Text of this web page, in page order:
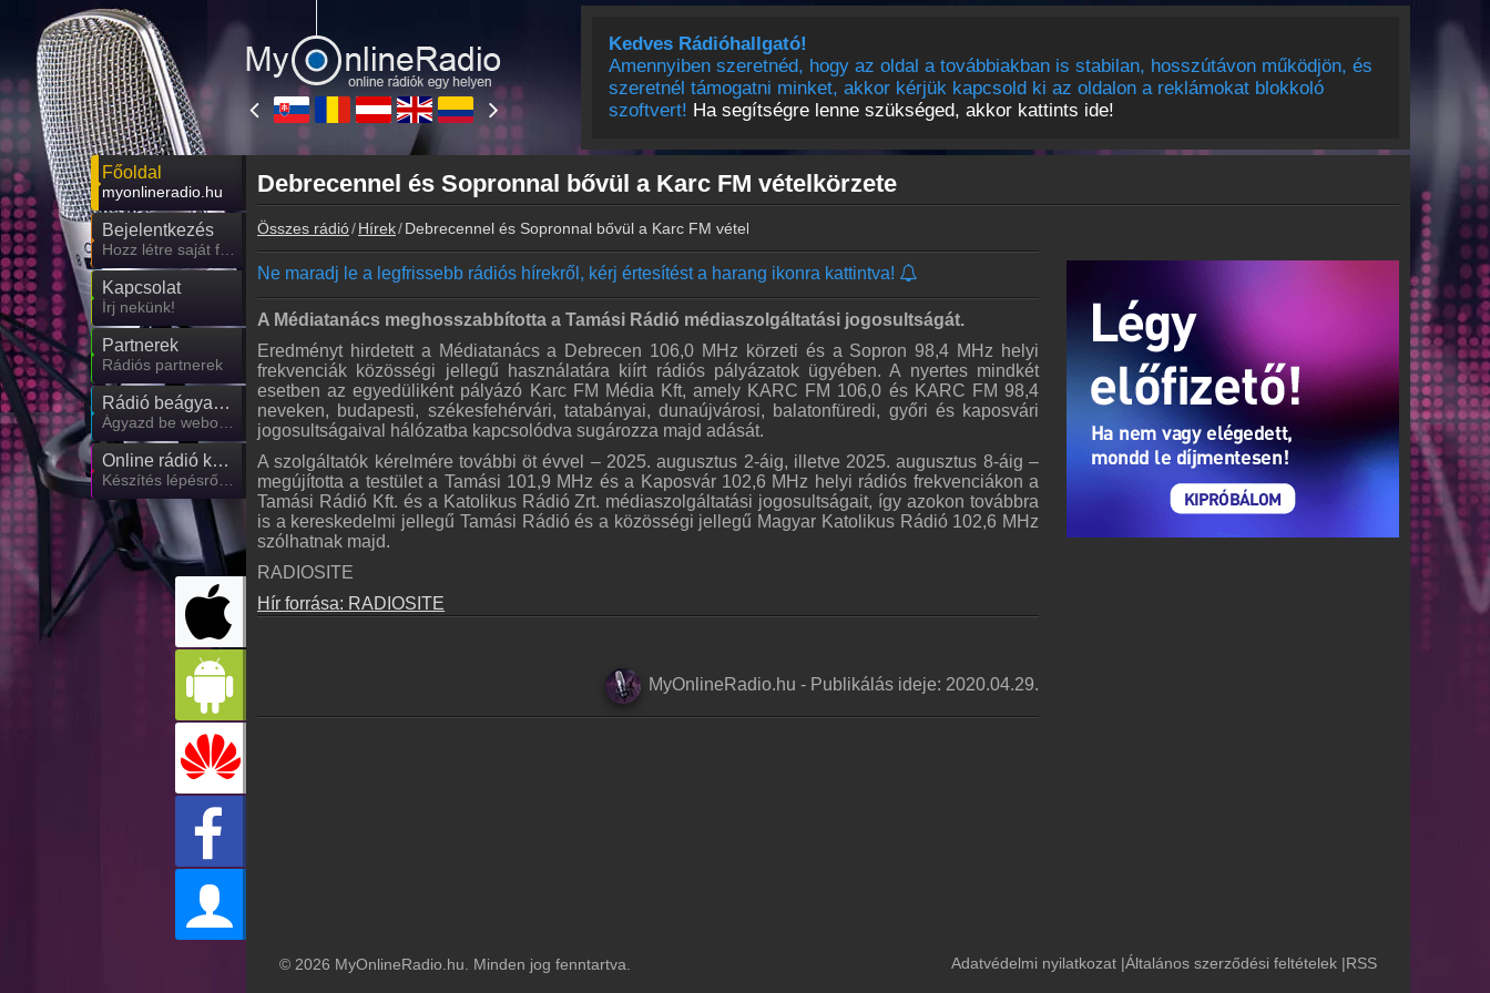
Kedves Rádióhallgató!
Amennyiben szeretnéd, hogy az oldal a továbbiakban is stabilan, hosszútávon működjön, és
szeretnél támogatni minket, akkor kérjük kapcsold ki az oldalon a reklámokat blokkoló
szoftvert! Ha segítségre lenne szükséged, akkor kattints ide!
Főoldal
myonlineradio.hu
Bejelentkezés
Kapcsolat
Írj nekünk!
Partnerek
Rádiós partnerek
Rádió beágyazás
Online rádió készítés
Debrecennel és Sopronnal bővül a Karc FM vételkörzete
Összes rádió Hírek Debrecennel és Sopronnal bővül a Karc FM vételkörzete
Ne maradj le a legfrissebb rádiós hírekről, kérj értesítést a harang ikonra kattintva!
A Médiatanács meghosszabbította a Tamási Rádió médiaszolgáltatási jogosultságát.
Eredményt hirdetett a Médiatanács a Debrecen 106,0 MHz körzeti és a Sopron 98,4 MHz helyi
frekvenciák közösségi jellegű használatára kiírt rádiós pályázatok ügyében. A nyertes mindkét
esetben az egyedüliként pályázó Karc FM Média Kft, amely KARC FM 106,0 és KARC FM 98,4
neveken, budapesti, székesfehérvári, tatabányai, dunaújvárosi, balatonfüredi, győri és kaposvári
jogosultságaival hálózatba kapcsolódva sugározza majd adását.
A szolgáltatók kérelmére további öt évvel – 2025. augusztus 2-áig, illetve 2025. augusztus 8-áig –
megújította a testület a Tamási 101,9 MHz és a Kaposvár 102,6 MHz helyi rádiós frekvenciákon a
Tamási Rádió Kft. és a Katolikus Rádió Zrt. médiaszolgáltatási jogosultságait, így azokon továbbra
is a kereskedelmi jellegű Tamási Rádió és a közösségi jellegű Magyar Katolikus Rádió 102,6 MHz
szólhatnak majd.
RADIOSITE
Hír forrása: RADIOSITE
MyOnlineRadio.hu - Publikálás ideje: 2020.04.29.
© 2026 MyOnlineRadio.hu. Minden jog fenntartva. Adatvédelmi nyilatkozat |Általános szerződési feltételek |RSS